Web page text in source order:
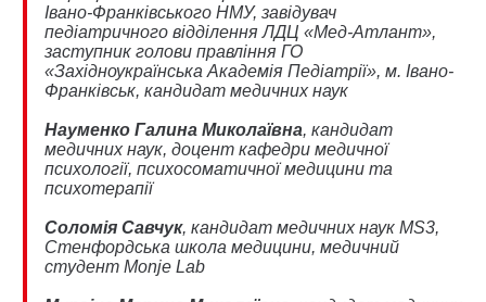
Івано-Франківського НМУ, завідувач
педіатричного відділення ЛДЦ «Мед-Атлант»,
заступник голови правління ГО
«Західноукраїнська Академія Педіатрії», м. Івано-
Франківськ, кандидат медичних наук
Науменко Галина Миколаївна, кандидат
медичних наук, доцент кафедри медичної
психології, психосоматичної медицини та
психотерапії
Соломія Савчук, кандидат медичних наук MS3,
Стенфордська школа медицини, медичний
студент Monje Lab